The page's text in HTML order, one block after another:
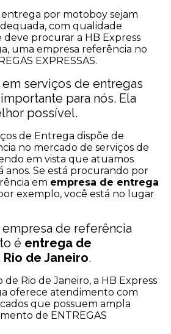
por motoboy sejam
com qualidade
procurar a HB Express
uma empresa referência no
EXPRESSAS.
serviços de entregas
para nós. Ela
possível.
de Entrega dispõe de
no mercado de serviços de
em vista que atuamos
anos. Se está procurando por
em empresa de entrega
exemplo, você está no lugar
de referência
é entrega de
de Janeiro.
Rio de Janeiro, a HB Express
oferece atendimento com
que possuem ampla
de ENTREGAS